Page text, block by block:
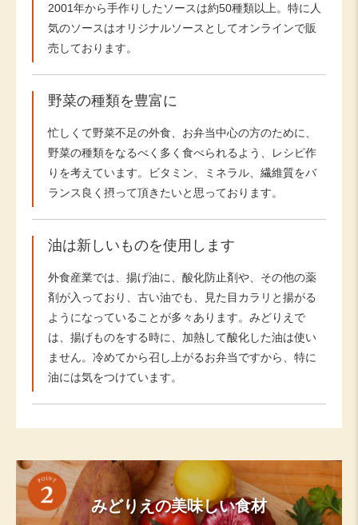
2001年から手作りしたソースは約50種類以上。特に人
気のソースはオリジナルソースとしてオンラインで販
売しております。
野菜の種類を豊富に
忙しくて野菜不足の外食、お弁当中心の方のために、
野菜の種類をなるべく多く食べられるよう、レシピ作
りを考えています。ビタミン、ミネラル、繊維質をバ
ランス良く摂って頂きたいと思っております。
油は新しいものを使用します
外食産業では、揚げ油に、酸化防止剤や、その他の薬
剤が入っており、古い油でも、見た目カラリと揚がる
ようになっていることが多々あります。みどりえで
は、揚げものをする時に、加熱して酸化した油は使い
ません。冷めてから召し上がるお弁当ですから、特に
油には気をつけています。
みどりえの美味しい食材